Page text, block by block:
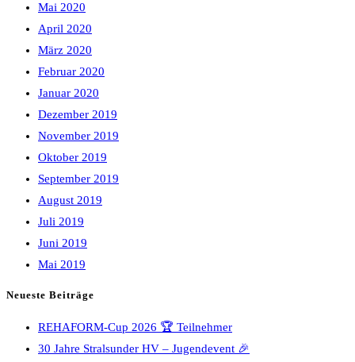
Mai 2020
April 2020
März 2020
Februar 2020
Januar 2020
Dezember 2019
November 2019
Oktober 2019
September 2019
August 2019
Juli 2019
Juni 2019
Mai 2019
Neueste Beiträge
REHAFORM-Cup 2026 🏆 Teilnehmer
30 Jahre Stralsunder HV – Jugendevent 🎉